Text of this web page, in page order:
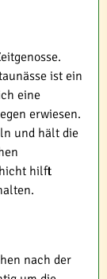
ist ein
eine
erwiesen.
und hält die
hilft
nach der